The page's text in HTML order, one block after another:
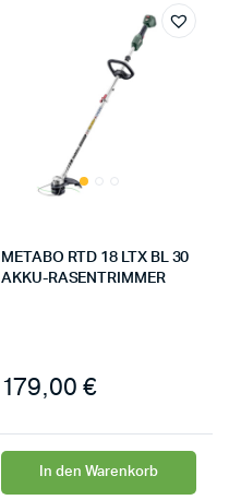
METABO RTD 18 LTX BL 30
AKKU-RASENTRIMMER
179,00 €
In den Warenkorb